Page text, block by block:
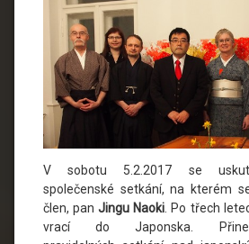
V sobotu 5.2.2017 se
společenské setkání, na kterém
člen, panJingu Naoki . Po třech
vrací do Japonska.